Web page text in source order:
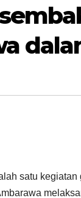
satu